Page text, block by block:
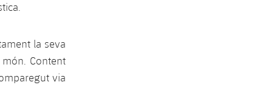
la seva
Content
via